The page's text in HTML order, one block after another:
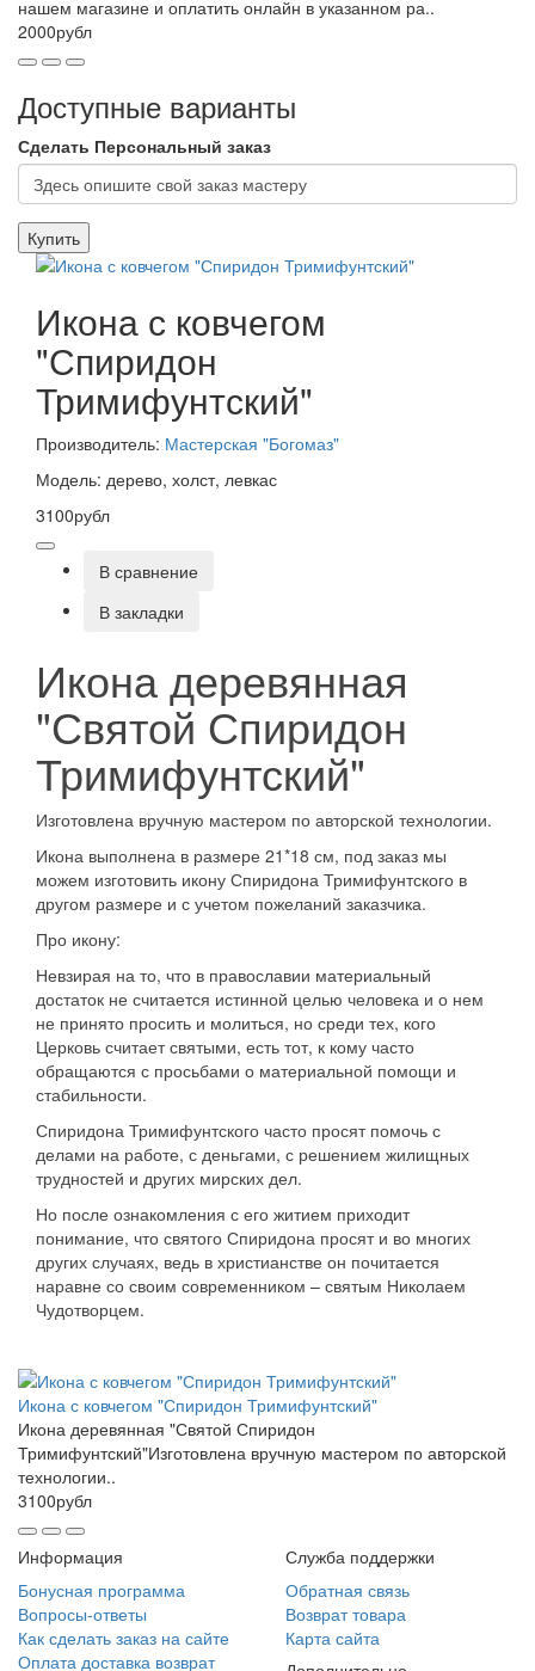
нашем магазине и оплатить онлайн в указанном ра..
2000рубл
Доступные варианты
Сделать Персональный заказ
Купить
Икона с ковчегом
"Спиридон
Тримифунтский"
Производитель: Мастерская "Богомаз"
Модель: дерево, холст, левкас
3100рубл
В сравнение
В закладки
Икона деревянная
"Святой Спиридон
Тримифунтский"
Изготовлена вручную мастером по авторской технологии.
Икона выполнена в размере 21*18 см, под заказ мы
можем изготовить икону Спиридона Тримифунтского в
другом размере и с учетом пожеланий заказчика.
Про икону:
Невзирая на то, что в православии материальный
достаток не считается истинной целью человека и о нем
не принято просить и молиться, но среди тех, кого
Церковь считает святыми, есть тот, к кому часто
обращаются с просьбами о материальной помощи и
стабильности.
Спиридона Тримифунтского часто просят помочь с
делами на работе, с деньгами, с решением жилищных
трудностей и других мирских дел.
Но после ознакомления с его житием приходит
понимание, что святого Спиридона просят и во многих
других случаях, ведь в христианстве он почитается
наравне со своим современником – святым Николаем
Чудотворцем.
Икона с ковчегом "Спиридон Тримифунтский"
Икона деревянная "Святой Спиридон
Тримифунтский"Изготовлена вручную мастером по авторской
технологии..
3100рубл
Информация
Бонусная программа
Вопросы-ответы
Как сделать заказ на сайте
Оплата доставка возврат
Служба поддержки
Обратная связь
Возврат товара
Карта сайта